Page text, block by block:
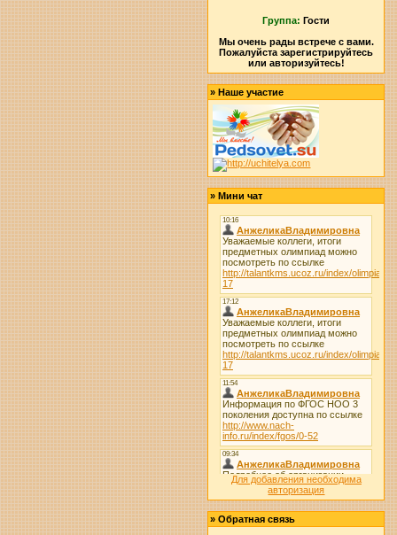
Группа: Гости
Мы очень рады встрече с вами.
Пожалуйста зарегистрируйтесь
или авторизуйтесь!
»Наше участие
»Мини чат
Для добавления необходима
авторизация
»Обратная связь